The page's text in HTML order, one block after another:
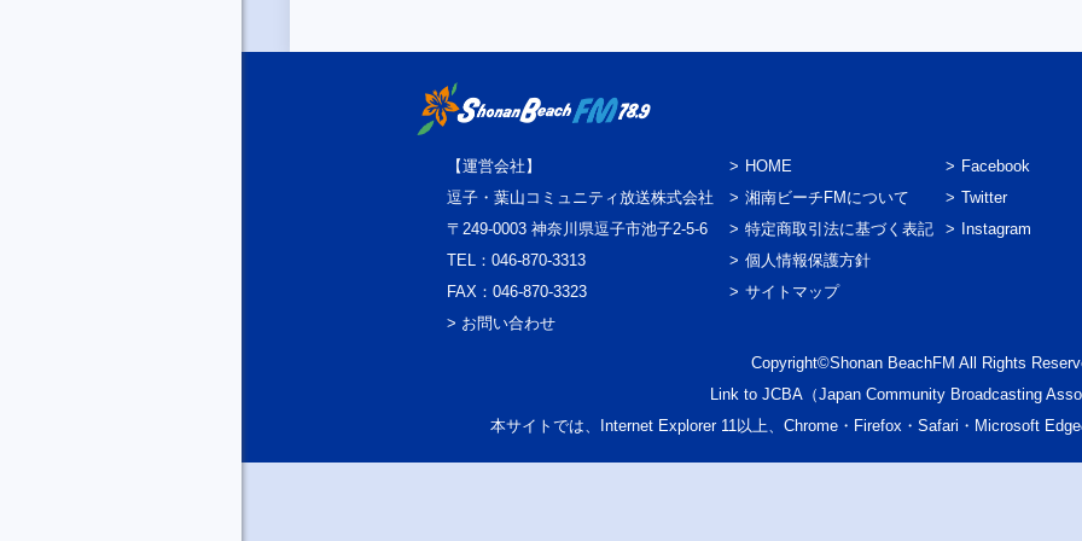
【運営会社】
逗子・葉山コミュニティ放送株式会社
〒249-0003 神奈川県逗子市池子2-5-6
TEL：046-870-3313
FAX：046-870-3323
> お問い合わせ
HOME
湘南ビーチFMについて
特定商取引法に基づく表記
個人情報保護方針
サイトマップ
Facebook
Twitter
Instagram
Copyright©Shonan BeachFM All Rights
Link to JCBA（Japan Community Broadcasting
本サイトでは、Internet Explorer 11以上、Chrome・Firefox・Safari・Microsoft